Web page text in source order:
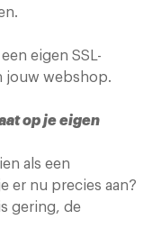
eigen SSL-
jouw webshop.
op je eigen
als een
er nu precies aan?
gering, de